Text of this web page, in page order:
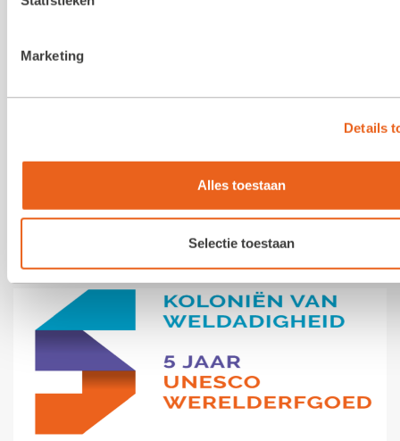
Marketing
Details
Alles toestaan
Selectie toestaan
tuinbouwschool